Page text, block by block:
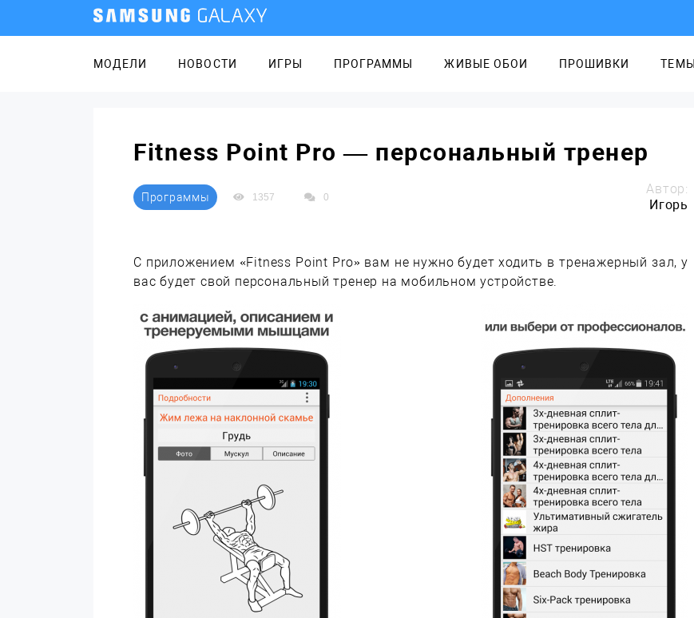
МОДЕЛИ НОВОСТИ ИГРЫ ПРОГРАММЫ ЖИВЫЕ ОБОИ ПРОШИВКИ ТЕМЫ
Fitness Point Pro — персональный тренер
Программы 1357 0
Автор:
Игорь
С приложением «Fitness Point Pro» вам не нужно будет ходить в тренажерный зал, у
вас будет свой персональный тренер на мобильном устройстве.